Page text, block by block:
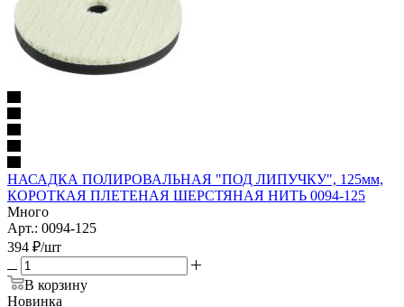
НАСАДКА ПОЛИРОВАЛЬНАЯ "ПОД ЛИПУЧКУ", 125мм,
КОРОТКАЯ ПЛЕТЕНАЯ ШЕРСТЯНАЯ НИТЬ 0094-125
Много
Арт.: 0094-125
394 ₽/шт
В корзину
Новинка